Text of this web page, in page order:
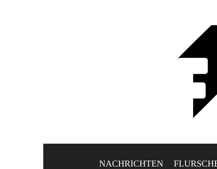
NACHRICHTEN